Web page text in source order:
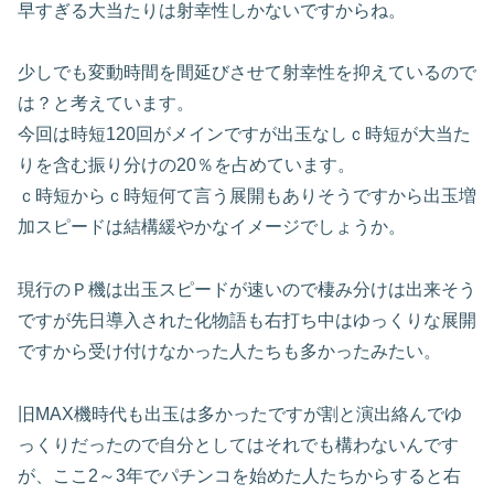
早すぎる大当たりは射幸性しかないですからね。
少しでも変動時間を間延びさせて射幸性を抑えているので
は？と考えています。
今回は時短120回がメインですが出玉なしｃ時短が大当た
りを含む振り分けの20％を占めています。
ｃ時短からｃ時短何て言う展開もありそうですから出玉増
加スピードは結構緩やかなイメージでしょうか。
現行のＰ機は出玉スピードが速いので棲み分けは出来そう
ですが先日導入された化物語も右打ち中はゆっくりな展開
ですから受け付けなかった人たちも多かったみたい。
旧MAX機時代も出玉は多かったですが割と演出絡んでゆ
っくりだったので自分としてはそれでも構わないんです
が、ここ2～3年でパチンコを始めた人たちからすると右